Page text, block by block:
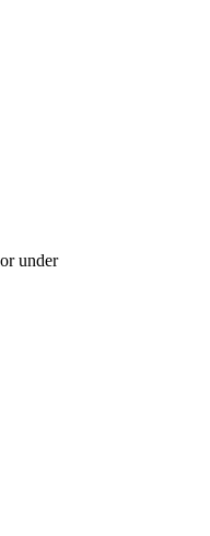
under